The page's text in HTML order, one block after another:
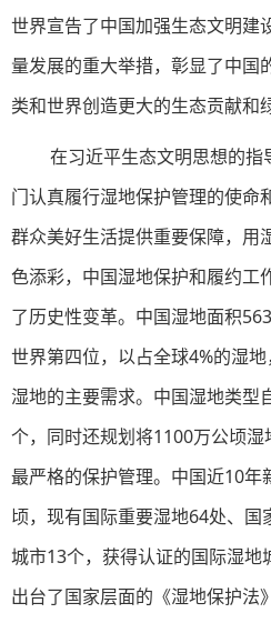
世界宣告了中国加强生态文明建
量发展的重大举措，彰显了中国
类和世界创造更大的生态贡献和
在习近平生态文明思想的
门认真履行湿地保护管理的使命
群众美好生活提供重要保障，用
色添彩，中国湿地保护和履约工
了历史性变革。中国湿地面积
世界第四位，以占全球4%的湿
湿地的主要需求。中国湿地类型
个，同时还规划将1100万公顷
最严格的保护管理。中国近10年
顷，现有国际重要湿地64处、
城市13个，获得认证的国际湿地
出台了国家层面的《湿地保护法